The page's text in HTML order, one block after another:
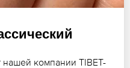
компании TIBET-